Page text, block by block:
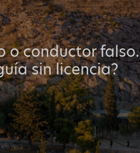
o conductor falso.
sin licencia?